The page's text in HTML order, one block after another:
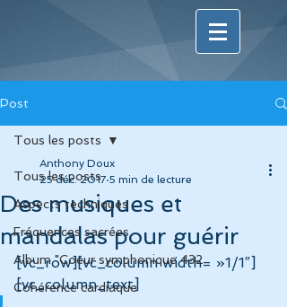
Post
Tous les posts
Aspects techniques
Fréquences sacrées
Album "Coeur symphonique 432
Cohérence cardiaque
Tous les posts
Des musiques et
mandalas pour guérir
Anthony Doux
25 déc. 2017 5 min de lecture
[vc_row][vc_column width= »1/1″]
[vc_column_text]